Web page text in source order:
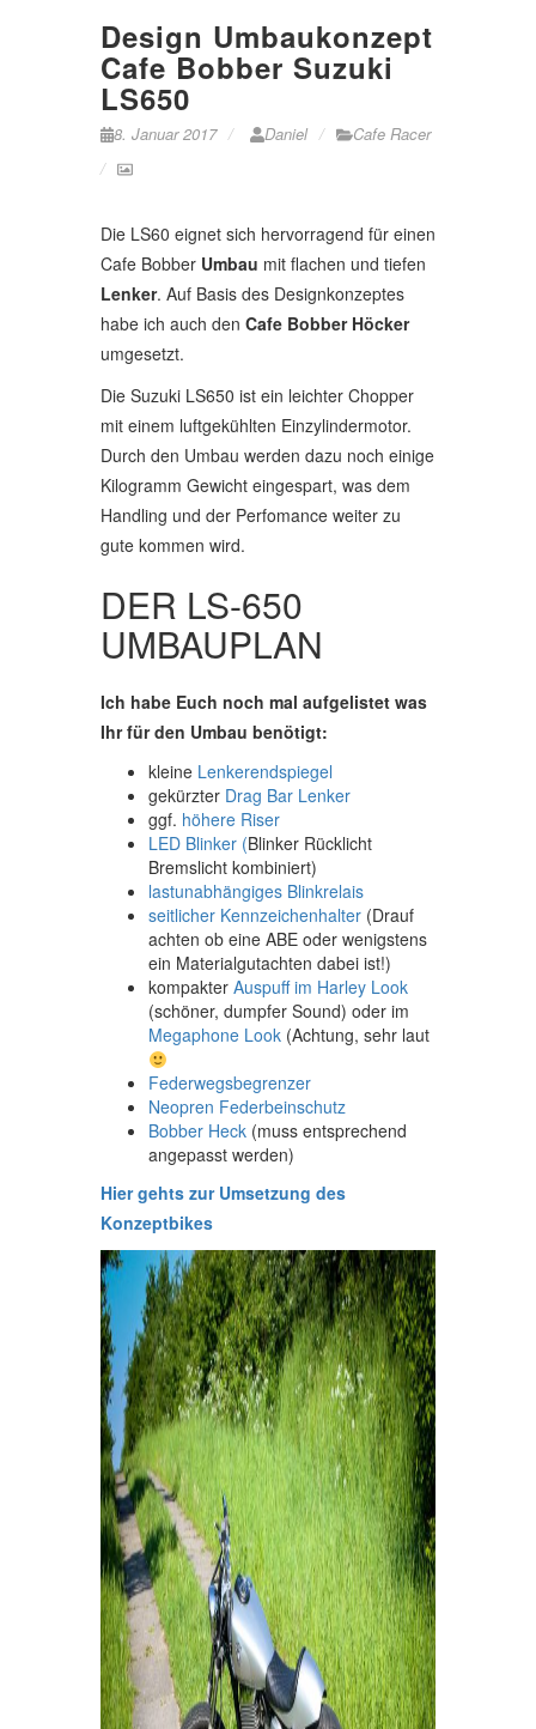
Design Umbaukonzept
Cafe Bobber Suzuki
LS650
8. Januar 2017 Daniel Cafe Racer
Die LS60 eignet sich hervorragend für einen
Cafe Bobber Umbau mit flachen und tiefen
Lenker. Auf Basis des Designkonzeptes
habe ich auch den Cafe Bobber Höcker
umgesetzt.
Die Suzuki LS650 ist ein leichter Chopper
mit einem luftgekühlten Einzylindermotor.
Durch den Umbau werden dazu noch einige
Kilogramm Gewicht eingespart, was dem
Handling und der Perfomance weiter zu
gute kommen wird.
DER LS-650
UMBAUPLAN
Ich habe Euch noch mal aufgelistet was
Ihr für den Umbau benötigt:
kleine Lenkerendspiegel
gekürzter Drag Bar Lenker
ggf. höhere Riser
LED Blinker (Blinker Rücklicht
Bremslicht kombiniert)
lastunabhängiges Blinkrelais
seitlicher Kennzeichenhalter (Drauf
achten ob eine ABE oder wenigstens
ein Materialgutachten dabei ist!)
kompakter Auspuff im Harley Look
(schöner, dumpfer Sound) oder im
Megaphone Look (Achtung, sehr laut
Federwegsbegrenzer
Neopren Federbeinschutz
Bobber Heck (muss entsprechend
angepasst werden)
Hier gehts zur Umsetzung des
Konzeptbikes